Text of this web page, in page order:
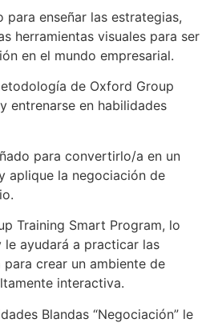
para enseñar las estrategias,
herramientas visuales para ser
en el mundo empresarial.
de Oxford Group
entrenarse en habilidades
para convertirlo/a en un
aplique la negociación de
Training Smart Program, lo
ayudará a practicar las
crear un ambiente de
interactiva.
Blandas “Negociación” le